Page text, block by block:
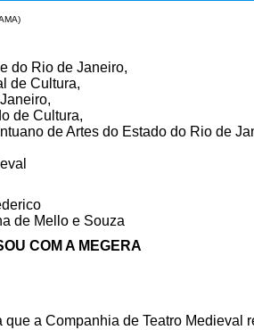
do Rio de Janeiro,
de Cultura,
de Cultura,
de Artes do Estado do Rio de
de Mello e Souza
COM A MEGERA
que a Companhia de Teatro